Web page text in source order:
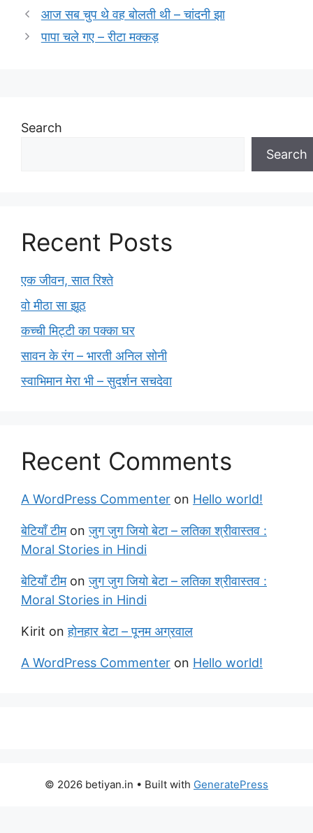
आज सब चुप थे वह बोलती थी – चांदनी झा
पापा चले गए – रीटा मक्कड़
Search
Search
Recent Posts
एक जीवन, सात रिश्ते
वो मीठा सा झूठ
कच्ची मिट्टी का पक्का घर
सावन के रंग – भारती अनिल सोनी
स्वाभिमान मेरा भी – सुदर्शन सचदेवा
Recent Comments
A WordPress Commenter on Hello world!
बेटियाँ टीमonजुग जुग जियो बेटा – लतिका श्रीवास्तव :
Moral Stories in Hindi
बेटियाँ टीमonजुग जुग जियो बेटा – लतिका श्रीवास्तव :
Moral Stories in Hindi
Kirit onहोनहार बेटा – पूनम अग्रवाल
A WordPress Commenter on Hello world!
© 2026 betiyan.in • Built with GeneratePress